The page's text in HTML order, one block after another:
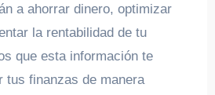
a ahorrar dinero, optimizar
la rentabilidad de tu
que esta información te
tus finanzas de manera